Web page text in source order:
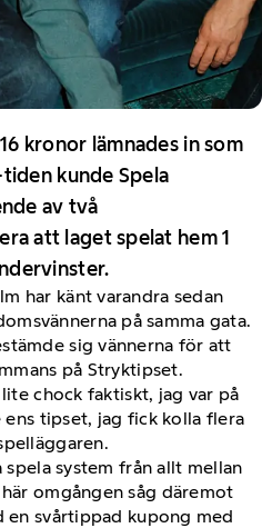
kronor lämnades in som
kunde Spela
av två
att laget spelat hem 1
har känt varandra sedan
på samma gata.
sig vännerna för att
på Stryktipset.
chock faktiskt, jag var på
tipset, jag fick kolla flera
system från allt mellan
omgången såg däremot
en svårtippad kupong med